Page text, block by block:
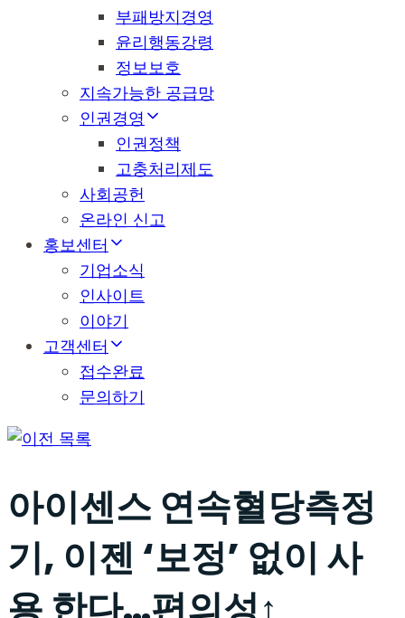
부패방지경영
윤리행동강령
정보보호
지속가능한 공급망
인권경영
인권정책
고충처리제도
사회공헌
온라인 신고
홍보센터
기업소식
인사이트
이야기
고객센터
접수완료
문의하기
목록
아이센스 연속혈당측정
기, 이젠 ‘보정’ 없이 사